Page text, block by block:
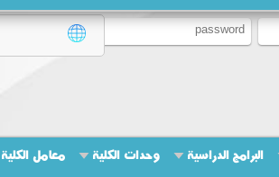
البرامج الدراسية وحدات الكلية
معامل الكلية